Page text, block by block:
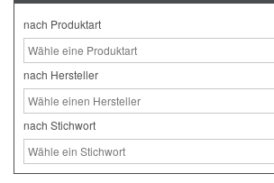
nach Produktart
nach Hersteller
nach Stichwort